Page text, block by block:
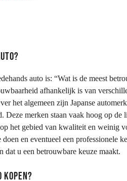
auto is: “Wat is de meest
afhankelijk is van
het algemeen zijn Japanse
Deze merken staan vaak hoog op de
het gebied van kwaliteit en weinig
en eventueel een professionele
dat u een betrouwbare keuze maakt.
kopen?